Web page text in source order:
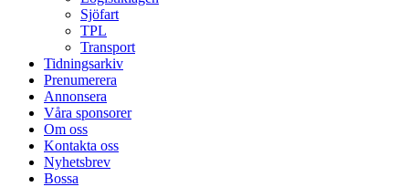
Sjöfart
TPL
Transport
Tidningsarkiv
Prenumerera
Annonsera
Våra sponsorer
Om oss
Kontakta oss
Nyhetsbrev
Bossa